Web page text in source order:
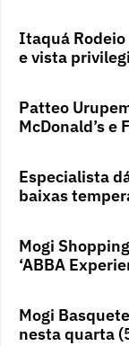
Itaquá Rodeio
e vista
Patteo
McDonald’s e
Especialista
baixas
Mogi
‘ABBA
Mogi
nesta quarta